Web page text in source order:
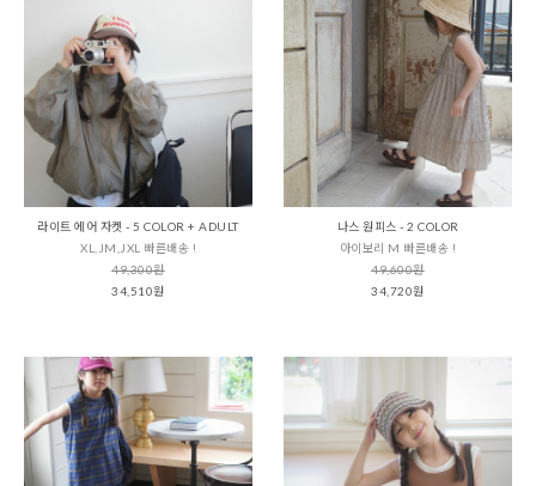
라이트 에어 자켓 - 5 COLOR + ADULT
XL,JM,JXL 빠른배송 !
49,300원
34,510원
나스 원피스 - 2 COLOR
아이보리 M 빠른배송 !
49,600원
34,720원